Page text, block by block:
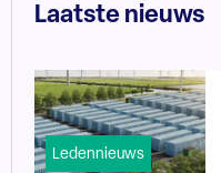
Laatste nieuws
Ledennieuws